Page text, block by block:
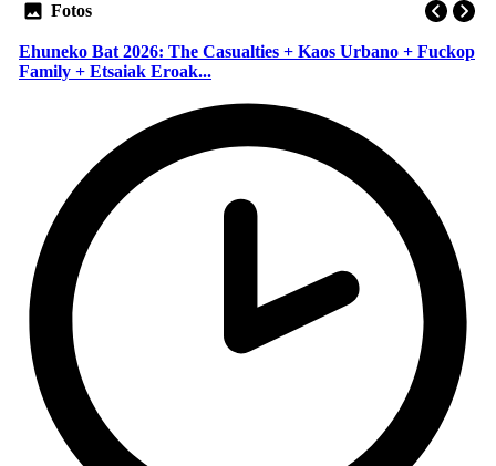
Fotos
Ehuneko Bat 2026: The Casualties + Kaos Urbano + Fuckop
Family + Etsaiak Eroak...